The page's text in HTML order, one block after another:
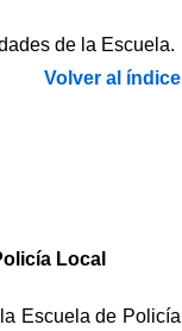
de la Escuela.
Volver al índice
Local
Escuela de Policía